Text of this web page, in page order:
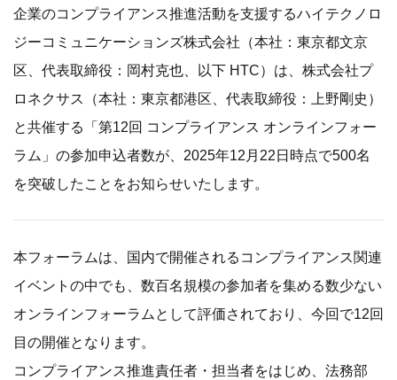
企業のコンプライアンス推進活動を支援するハイテクノロ
ジーコミュニケーションズ株式会社（本社：東京都文京
区、代表取締役：岡村克也、以下 HTC）は、株式会社プ
ロネクサス（本社：東京都港区、代表取締役：上野剛史）
と共催する「第12回 コンプライアンス オンラインフォー
ラム」の参加申込者数が、2025年12月22日時点で500名
を突破したことをお知らせいたします。
本フォーラムは、国内で開催されるコンプライアンス関連
イベントの中でも、数百名規模の参加者を集める数少ない
オンラインフォーラムとして評価されており、今回で12回
目の開催となります。
コンプライアンス推進責任者・担当者をはじめ、法務部